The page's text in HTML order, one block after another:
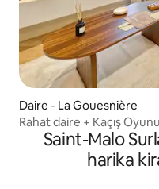
Daire - La Gouesnière
Rahat daire + Kaçış
Saint-Malo
harika